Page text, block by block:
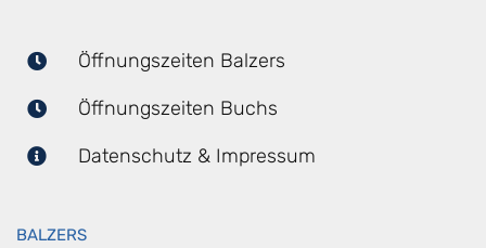
Öffnungszeiten Balzers
Öffnungszeiten Buchs
Datenschutz & Impressum
BALZERS